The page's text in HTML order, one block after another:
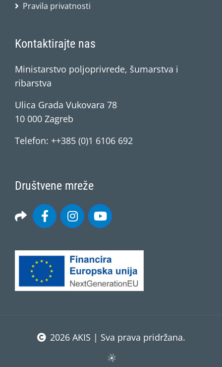
Pravila privatnosti
Kontaktirajte nas
Ministarstvo poljoprivrede, šumarstva i
ribarstva
Ulica Grada Vukovara 78
10 000 Zagreb
Telefon: ++385 (0)1 6106 692
Društvene mreže
2026 AKIS | Sva prava pridržana.